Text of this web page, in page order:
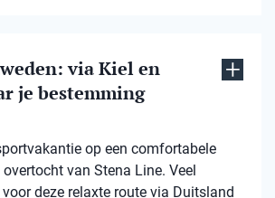
via Kiel en
je bestemming
op een comfortabele
van Stena Line. Veel
deze relaxte route via Duitsland